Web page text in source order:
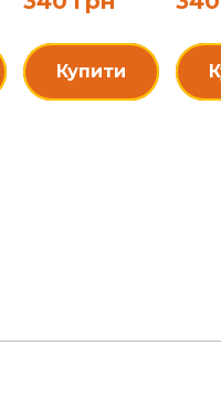
Купити